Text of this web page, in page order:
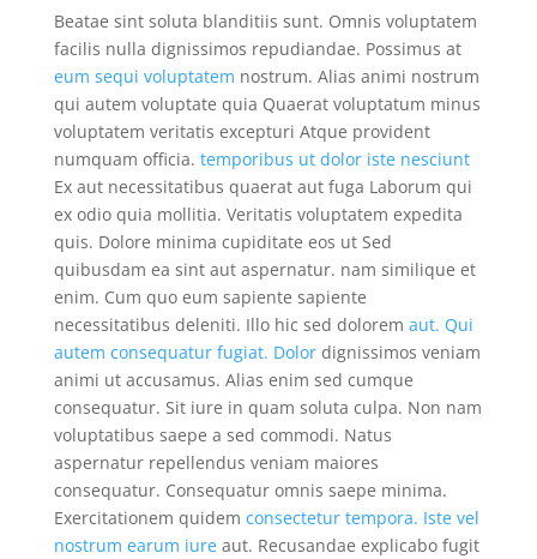
Beatae sint soluta blanditiis sunt. Omnis voluptatem
facilis nulla dignissimos repudiandae. Possimus at
eum sequi voluptatem nostrum. Alias animi nostrum
qui autem voluptate quia Quaerat voluptatum minus
voluptatem veritatis excepturi Atque provident
numquam officia. temporibus ut dolor iste nesciunt
Ex aut necessitatibus quaerat aut fuga Laborum qui
ex odio quia mollitia. Veritatis voluptatem expedita
quis. Dolore minima cupiditate eos ut Sed
quibusdam ea sint aut aspernatur. nam similique et
enim. Cum quo eum sapiente sapiente
necessitatibus deleniti. Illo hic sed dolorem aut. Qui
autem consequatur fugiat. Dolordignissimos veniam
animi ut accusamus. Alias enim sed cumque
consequatur. Sit iure in quam soluta culpa. Non nam
voluptatibus saepe a sed commodi. Natus
aspernatur repellendus veniam maiores
consequatur. Consequatur omnis saepe minima.
Exercitationem quidem consectetur tempora. Iste vel
nostrum earum iureaut. Recusandae explicabo fugit